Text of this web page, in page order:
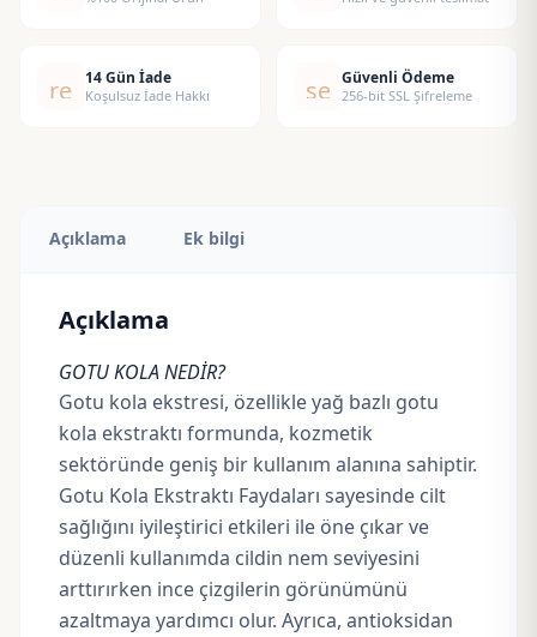
Kolareplay14 Gün İade
Koşulsuz İade Hakkı security
Güvenli Ödeme
256-bit SSL Şifreleme
Açıklama Ek bilgi
Açıklama
GOTU KOLA NEDİR?
Gotu kola ekstresi, özellikle yağ bazlı gotu
kola ekstraktı formunda, kozmetik
sektöründe geniş bir kullanım alanına sahiptir.
Gotu Kola Ekstraktı Faydaları sayesinde cilt
sağlığını iyileştirici etkileri ile öne çıkar ve
düzenli kullanımda cildin nem seviyesini
arttırırken ince çizgilerin görünümünü
azaltmaya yardımcı olur. Ayrıca, antioksidan